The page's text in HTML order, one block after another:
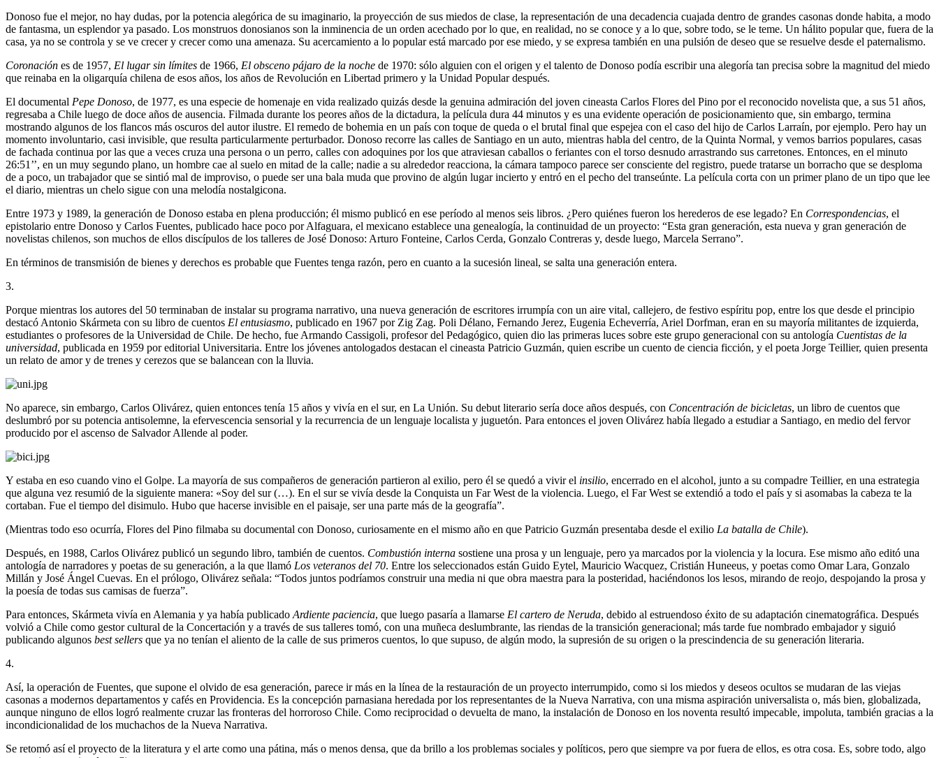
Donoso fue el mejor, no hay dudas, por la potencia alegórica de su imaginario, la proyección de sus miedos de clase, la representación de una decadencia cuajada dentro de grandes casonas donde habita, a modo
de fantasma, un esplendor ya pasado. Los monstruos donosianos son la inminencia de un orden acechado por lo que, en realidad, no se conoce y a lo que, sobre todo, se le teme. Un hálito popular que, fuera de la
casa, ya no se controla y se ve crecer y crecer como una amenaza. Su acercamiento a lo popular está marcado por ese miedo, y se expresa también en una pulsión de deseo que se resuelve desde el paternalismo.
Coronación es de 1957, El lugar sin límites de 1966, El obsceno pájaro de la noche de 1970: sólo alguien con el origen y el talento de Donoso podía escribir una alegoría tan precisa sobre la magnitud del miedo
que reinaba en la oligarquía chilena de esos años, los años de Revolución en Libertad primero y la Unidad Popular después.
El documental Pepe Donoso, de 1977, es una especie de homenaje en vida realizado quizás desde la genuina admiración del joven cineasta Carlos Flores del Pino por el reconocido novelista que, a sus 51 años,
regresaba a Chile luego de doce años de ausencia. Filmada durante los peores años de la dictadura, la película dura 44 minutos y es una evidente operación de posicionamiento que, sin embargo, termina
mostrando algunos de los flancos más oscuros del autor ilustre. El remedo de bohemia en un país con toque de queda o el brutal final que espejea con el caso del hijo de Carlos Larraín, por ejemplo. Pero hay un
momento involuntario, casi invisible, que resulta particularmente perturbador. Donoso recorre las calles de Santiago en un auto, mientras habla del centro, de la Quinta Normal, y vemos barrios populares, casas
de fachada continua por las que a veces cruza una persona o un perro, calles con adoquines por los que atraviesan caballos o feriantes con el torso desnudo arrastrando sus carretones. Entonces, en el minuto
26:51’’, en un muy segundo plano, un hombre cae al suelo en mitad de la calle; nadie a su alrededor reacciona, la cámara tampoco parece ser consciente del registro, puede tratarse un borracho que se desploma
de a poco, un trabajador que se sintió mal de improviso, o puede ser una bala muda que provino de algún lugar incierto y entró en el pecho del transeúnte. La película corta con un primer plano de un tipo que lee
el diario, mientras un chelo sigue con una melodía nostalgicona.
Entre 1973 y 1989, la generación de Donoso estaba en plena producción; él mismo publicó en ese período al menos seis libros. ¿Pero quiénes fueron los herederos de ese legado? En Correspondencias, el
epistolario entre Donoso y Carlos Fuentes, publicado hace poco por Alfaguara, el mexicano establece una genealogía, la continuidad de un proyecto: “Esta gran generación, esta nueva y gran generación de
novelistas chilenos, son muchos de ellos discípulos de los talleres de José Donoso: Arturo Fonteine, Carlos Cerda, Gonzalo Contreras y, desde luego, Marcela Serrano”.
En términos de transmisión de bienes y derechos es probable que Fuentes tenga razón, pero en cuanto a la sucesión lineal, se salta una generación entera.
3.
Porque mientras los autores del 50 terminaban de instalar su programa narrativo, una nueva generación de escritores irrumpía con un aire vital, callejero, de festivo espíritu pop, entre los que desde el principio
destacó Antonio Skármeta con su libro de cuentos El entusiasmo, publicado en 1967 por Zig Zag. Poli Délano, Fernando Jerez, Eugenia Echeverría, Ariel Dorfman, eran en su mayoría militantes de izquierda,
estudiantes o profesores de la Universidad de Chile. De hecho, fue Armando Cassigoli, profesor del Pedagógico, quien dio las primeras luces sobre este grupo generacional con su antología Cuentistas de la
universidad, publicada en 1959 por editorial Universitaria. Entre los jóvenes antologados destacan el cineasta Patricio Guzmán, quien escribe un cuento de ciencia ficción, y el poeta Jorge Teillier, quien presenta
un relato de amor y de trenes y cerezos que se balancean con la lluvia.
No aparece, sin embargo, Carlos Olivárez, quien entonces tenía 15 años y vivía en el sur, en La Unión. Su debut literario sería doce años después, con Concentración de bicicletas, un libro de cuentos que
deslumbró por su potencia antisolemne, la efervescencia sensorial y la recurrencia de un lenguaje localista y juguetón. Para entonces el joven Olivárez había llegado a estudiar a Santiago, en medio del fervor
producido por el ascenso de Salvador Allende al poder.
Y estaba en eso cuando vino el Golpe. La mayoría de sus compañeros de generación partieron al exilio, pero él se quedó a vivir el insilio, encerrado en el alcohol, junto a su compadre Teillier, en una estrategia
que alguna vez resumió de la siguiente manera: «Soy del sur (…). En el sur se vivía desde la Conquista un Far West de la violencia. Luego, el Far West se extendió a todo el país y si asomabas la cabeza te la
cortaban. Fue el tiempo del disimulo. Hubo que hacerse invisible en el paisaje, ser una parte más de la geografía”.
(Mientras todo eso ocurría, Flores del Pino filmaba su documental con Donoso, curiosamente en el mismo año en que Patricio Guzmán presentaba desde el exilio La batalla de Chile).
Después, en 1988, Carlos Olivárez publicó un segundo libro, también de cuentos. Combustión interna sostiene una prosa y un lenguaje, pero ya marcados por la violencia y la locura. Ese mismo año editó una
antología de narradores y poetas de su generación, a la que llamó Los veteranos del 70. Entre los seleccionados están Guido Eytel, Mauricio Wacquez, Cristián Huneeus, y poetas como Omar Lara, Gonzalo
Millán y José Ángel Cuevas. En el prólogo, Olivárez señala: “Todos juntos podríamos construir una media ni que obra maestra para la posteridad, haciéndonos los lesos, mirando de reojo, despojando la prosa y
la poesía de todas sus camisas de fuerza”.
Para entonces, Skármeta vivía en Alemania y ya había publicadoArdiente paciencia, que luego pasaría a llamarse El cartero de Neruda, debido al estruendoso éxito de su adaptación cinematográfica. Después
volvió a Chile como gestor cultural de la Concertación y a través de sus talleres tomó, con una muñeca deslumbrante, las riendas de la transición generacional; más tarde fue nombrado embajador y siguió
publicando algunos best sellers que ya no tenían el aliento de la calle de sus primeros cuentos, lo que supuso, de algún modo, la supresión de su origen o la prescindencia de su generación literaria.
4.
Así, la operación de Fuentes, que supone el olvido de esa generación, parece ir más en la línea de la restauración de un proyecto interrumpido, como si los miedos y deseos ocultos se mudaran de las viejas
casonas a modernos departamentos y cafés en Providencia. Es la concepción parnasiana heredada por los representantes de la Nueva Narrativa, con una misma aspiración universalista o, más bien, globalizada,
aunque ninguno de ellos logró realmente cruzar las fronteras del horroroso Chile. Como reciprocidad o devuelta de mano, la instalación de Donoso en los noventa resultó impecable, impoluta, también gracias a la
incondicionalidad de los muchachos de la Nueva Narrativa.
Se retomó así el proyecto de la literatura y el arte como una pátina, más o menos densa, que da brillo a los problemas sociales y políticos, pero que siempre va por fuera de ellos, es otra cosa. Es, sobre todo, algo